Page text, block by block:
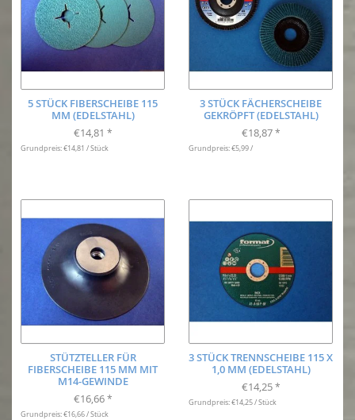
5 STÜCK FIBERSCHEIBE 115
MM (EDELSTAHL)
€14,81 *
Grundpreis: €14,81 / Stück
3 STÜCK FÄCHERSCHEIBE
GEKRÖPFT (EDELSTAHL)
€18,87 *
Grundpreis: €5,99 /
STÜTZTELLER FÜR
FIBERSCHEIBE 115 MM MIT
M14-GEWINDE
€16,66 *
Grundpreis: €16,66 / Stück
3 STÜCK TRENNSCHEIBE 115 X
1,0 MM (EDELSTAHL)
€14,25 *
Grundpreis: €14,25 / Stück